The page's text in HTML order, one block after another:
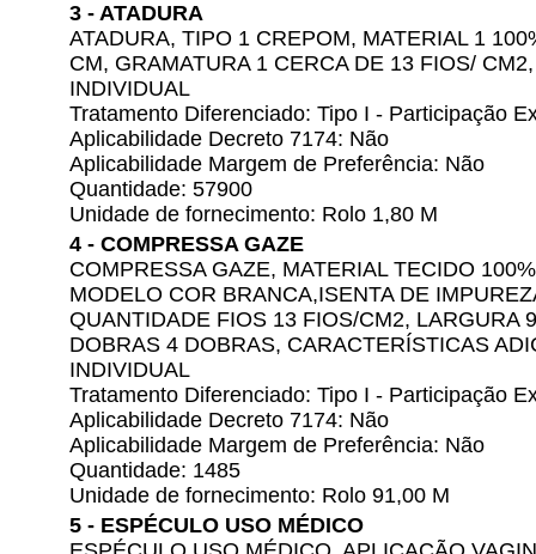
3 - ATADURA
ATADURA, TIPO 1 CREPOM, MATERIAL 1
CM, GRAMATURA 1 CERCA DE 13 FIOS/
INDIVIDUAL
Tratamento Diferenciado: Tipo I - Participação
Aplicabilidade Decreto 7174: Não
Aplicabilidade Margem de Preferência: Não
Quantidade: 57900
Unidade de fornecimento: Rolo 1,80 M
4 - COMPRESSA GAZE
COMPRESSA GAZE, MATERIAL TECIDO
MODELO COR BRANCA,ISENTA DE
QUANTIDADE FIOS 13 FIOS/CM2, LARGURA
DOBRAS 4 DOBRAS, CARACTERÍSTICAS
INDIVIDUAL
Tratamento Diferenciado: Tipo I - Participação
Aplicabilidade Decreto 7174: Não
Aplicabilidade Margem de Preferência: Não
Quantidade: 1485
Unidade de fornecimento: Rolo 91,00 M
5 - ESPÉCULO USO MÉDICO